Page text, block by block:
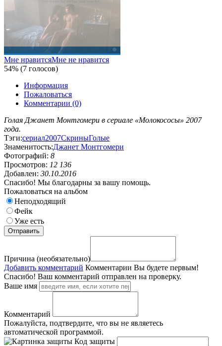
Мне нравитсяМне не нравится
54% (7 голосов)
Информация
Пожаловаться
Комментарии (0)
Голая Джанет Монтгомери в сериале «Молокососы» 2007
года.
Тэги:сериал2007СкриныГолые
Знаменитость:Джанет Монтгомери
Фотографий: 8
Просмотров: 12 136
Добавлен: 30.10.2016
Спасибо! Мы благодарны за вашу помощь.
Пожаловаться на альбом
Неподходящий
Фейк
Уже есть
Причина (необязательно)
Добавить комментарий Комментарии Вы будете первым!
Спасибо! Ваш комментарий отправлен на проверку.
Ваше имя
Комментарий
Пожалуйста, подтвердите, что вы не являетесь
автоматической программой.
Код защиты